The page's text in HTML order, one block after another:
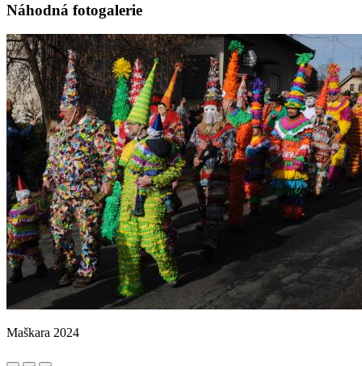
Náhodná fotogalerie
Maškara 2024